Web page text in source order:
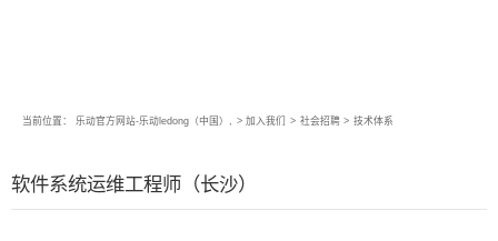
当前位置： 乐动官方网站-乐动ledong（中国）, > 加入我们 > 社会招聘 > 技术体系
软件系统运维工程师（长沙）